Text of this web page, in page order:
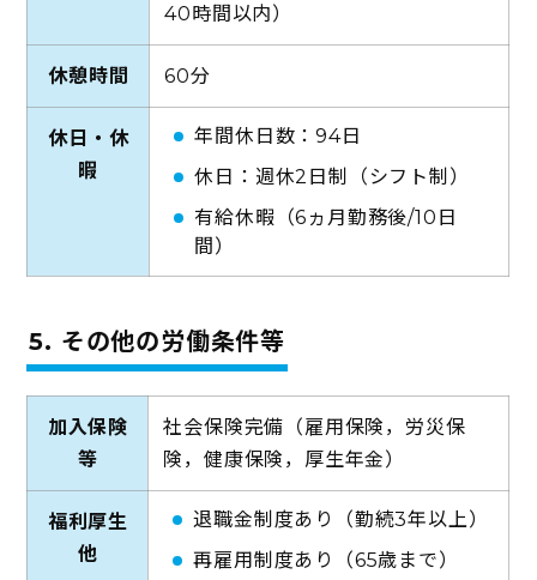
40時間以内）
休憩時間 60分
休日・休
暇
年間休日数：94日
休日：週休2日制（シフト制）
有給休暇（6ヵ月勤務後/10日
間）
5. その他の労働条件等
加入保険
等
社会保険完備（雇用保険，労災保
険，健康保険，厚生年金）
福利厚生
他
退職金制度あり（勤続3年以上）
再雇用制度あり（65歳まで）